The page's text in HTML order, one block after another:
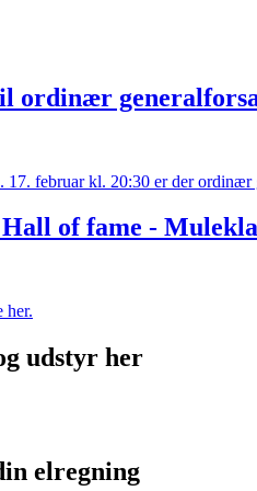
ordinær
17. februar kl. 20:30 er der
of fame -
her.
udstyr her
elregning